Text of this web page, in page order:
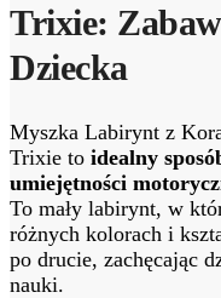
Trixie:
Dziecka
Myszka Labirynt z
Trixie to idealny
umiejętności
To mały labirynt, w
różnych kolorach i
po drucie, zachęcając
nauki.